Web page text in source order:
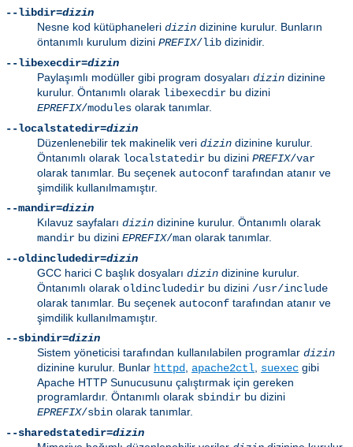
--libdir=dizin
Nesne kod kütüphaneleri dizin dizinine kurulur. Bunların
öntanımlı kurulum dizini PREFIX/lib dizinidir.
--libexecdir=dizin
Paylaşımlı modüller gibi program dosyaları dizin dizinine
kurulur. Öntanımlı olarak libexecdir bu dizini
EPREFIX/modules olarak tanımlar.
--localstatedir=dizin
Düzenlenebilir tek makinelik veri dizin dizinine kurulur.
Öntanımlı olarak localstatedir bu dizini PREFIX/var
olarak tanımlar. Bu seçenek autoconf tarafından atanır ve
şimdilik kullanılmamıştır.
--mandir=dizin
Kılavuz sayfaları dizin dizinine kurulur. Öntanımlı olarak
mandir bu dizini EPREFIX/man olarak tanımlar.
--oldincludedir=dizin
GCC harici C başlık dosyaları dizin dizinine kurulur.
Öntanımlı olarak oldincludedir bu dizini /usr/include
olarak tanımlar. Bu seçenek autoconf tarafından atanır ve
şimdilik kullanılmamıştır.
--sbindir=dizin
Sistem yöneticisi tarafından kullanılabilen programlar dizin
dizinine kurulur. Bunlar httpd apache2ctl suexec gibi
Apache HTTP Sunucusunu çalıştırmak için gereken
programlardır. Öntanımlı olarak sbindir bu dizini
EPREFIX/sbin olarak tanımlar.
--sharedstatedir=dizin